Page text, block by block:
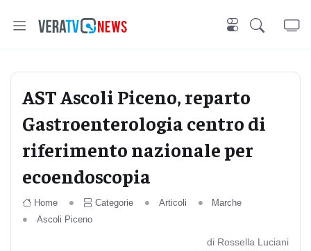
AST Ascoli Piceno, reparto
Gastroenterologia centro di
riferimento nazionale per
ecoendoscopia
Home Categorie Articoli
Marche
Ascoli Piceno
di Rossella Luciani